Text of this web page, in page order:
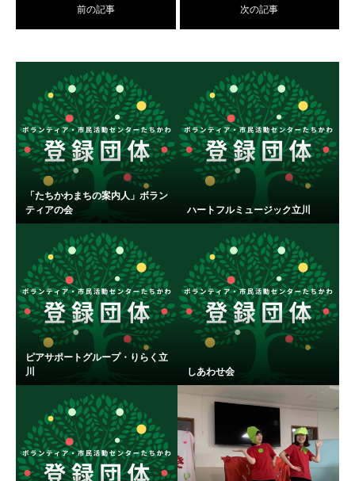
前の記事 次の記事
「たちかわまちの案内人」ボラン
ティアの会
ハートフルミュージック立川
ピアサポートグループ・りらく立
川
しあわせ会